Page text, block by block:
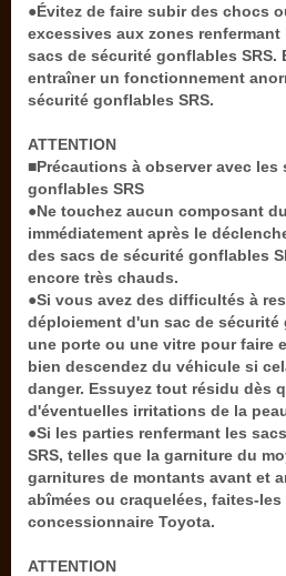
●Évitez de faire subir des chocs
excessives aux zones
sacs de sécurité gonflables SRS.
entraîner un fonctionnement
sécurité gonflables SRS.
ATTENTION
■Précautions à observer avec les
gonflables SRS
●Ne touchez aucun composant
immédiatement après le
des sacs de sécurité gonflables
encore très chauds.
●Si vous avez des difficultés à
déploiement d'un sac de sécurité
une porte ou une vitre pour faire
bien descendez du véhicule si
danger. Essuyez tout résidu dès
d'éventuelles irritations de la
●Si les parties renfermant les
SRS, telles que la garniture du
garnitures de montants avant et
abîmées ou craquelées, faites-
concessionnaire Toyota.
ATTENTION